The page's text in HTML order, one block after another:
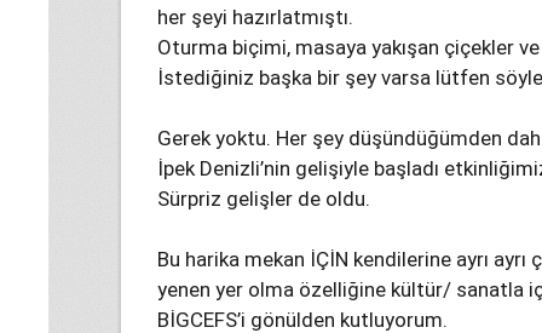
her şeyi hazırlatmıştı.
Oturma biçimi, masaya yakışan çiçekler
İstediğiniz başka bir şey varsa lütfen
Gerek yoktu. Her şey düşündüğümden
İpek Denizli’nin gelişiyle başladı
Sürpriz gelişler de oldu.
Bu harika mekan İÇİN kendilerine ayrı
yenen yer olma özelliğine kültür/ sanatla
BİGCEFS’i gönülden kutluyorum.